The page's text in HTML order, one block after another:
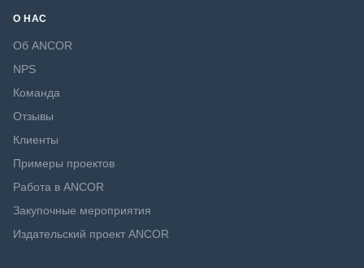
О НАС
Об ANCOR
NPS
Команда
Отзывы
Клиенты
Примеры проектов
Работа в ANCOR
Закупочные мероприятия
Издательский проект ANCOR